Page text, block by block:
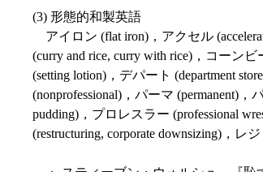
(3) 形態的和製英語
アイロン (flat iron)，アクセル
(curry and rice, curry with rice)，コーン
(setting lotion)，デパート (department
(nonprofessional)，パーマ (permanent)
pudding)，プロレスラー (professional
(restructuring, corporate downsizing)，レジ